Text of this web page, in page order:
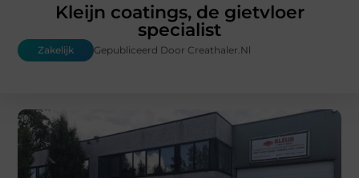
Kleijn coatings, de gietvloer
specialist
Zakelijk Gepubliceerd Door Creathaler.nl